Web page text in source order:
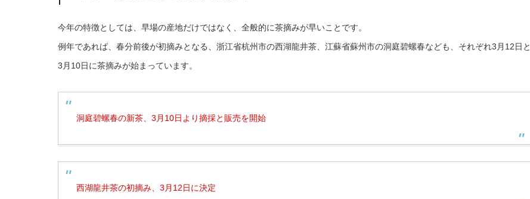
今年の特徴としては、早場の産地だけではなく、全般的に茶摘みが早いことです。
例年であれば、春分前後が初摘みとなる、浙江省杭州市の西湖龍井茶、江蘇省蘇州市の洞庭碧螺春なども、それぞれ3月12日と
3月10日に茶摘みが始まっています。
洞庭碧螺春の新茶、3月10日より摘採と販売を開始
西湖龍井茶の初摘み、3月12日に決定